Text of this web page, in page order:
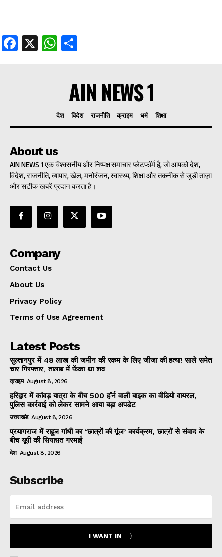
Facebook
X WhatsApp
AIN NEWS 1
देश विदेश राजनीति क्राइम धर्म शिक्षा
About us
AIN NEWS 1 एक विश्वसनीय और निष्पक्ष समाचार प्लेटफॉर्म है, जो आपको देश,
विदेश, राजनीति, व्यापार, खेल, मनोरंजन, स्वास्थ्य, शिक्षा और तकनीक से जुड़ी ताज़ा
और सटीक खबरें प्रदान करता है।
Company
Contact Us
About Us
Privacy Policy
Terms of Use Agreement
Latest Posts
सुल्तानपुर में 48 लाख की जमीन की रकम के लिए जीजा की हत्या! साले समेत
चार गिरफ्तार, तालाब में फेंका था शव
क्राइम August 8, 2026
हरिद्वार में कांवड़ यात्रा के बीच 500 हॉर्न वाली बाइक का वीडियो वायरल,
पुलिस कार्रवाई को लेकर सामने आया बड़ा अपडेट
उत्तराखंड August 8, 2026
प्रयागराज में राहुल गांधी का ‘छात्रों की गूंज’ कार्यक्रम, छात्रों से संवाद के
बीच यूपी की सियासत गरमाई
देश August 8, 2026
Subscribe
I WANT IN